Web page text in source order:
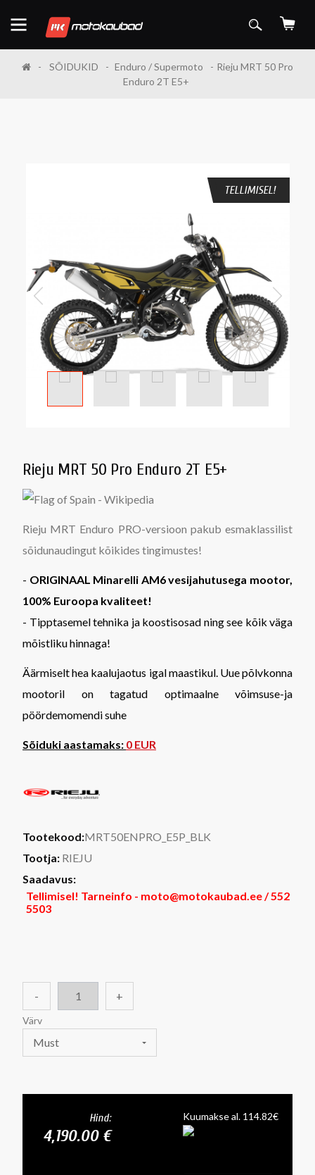
SÕIDUKID Enduro / Supermoto
Rieju MRT 50 Pro
Enduro 2T E5+
TELLIMISEL!
Rieju MRT 50 Pro Enduro 2T E5+
Rieju MRT Enduro PRO-versioon pakub esmaklassilist
sõidunaudingut kõikides tingimustes!
- ORIGINAAL Minarelli AM6 vesijahutusega mootor,
100% Euroopa kvaliteet!
- Tipptasemel tehnika ja koostisosad ning see kõik väga
mõistliku hinnaga!
Äärmiselt hea kaalujaotus igal maastikul. Uue põlvkonna
mootoril on tagatud optimaalne võimsuse-ja
pöördemomendi suhe
Sõiduki aastamaks: 0 EUR
Tootekood:MRT50ENPRO_E5P_BLK
Tootja: RIEJU
Saadavus:
Tellimisel! Tarneinfo - moto@motokaubad.ee / 552
5503
- +
Värv
Must
Hind:
4,190.00 €
Kuumakse al. 114.82€